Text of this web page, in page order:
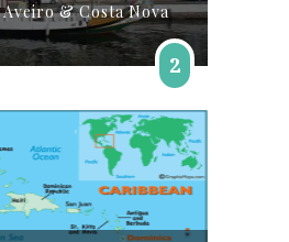
& Costa Nova
2